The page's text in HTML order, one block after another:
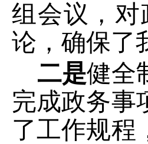
组会议，
论，确保了
二是健全
完成政务事
了工作规程